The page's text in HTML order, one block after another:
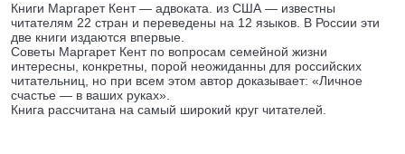
Книги Маргарет Кент — адвоката. из США — известны
читателям 22 стран и переведены на 12 языков. В России эти
две книги издаются впервые.
Советы Маргарет Кент по вопросам семейной жизни
интересны, конкретны, порой неожиданны для российских
читательниц, но при всем этом автор доказывает: «Личное
счастье — в ваших руках».
Книга рассчитана на самый широкий круг читателей.